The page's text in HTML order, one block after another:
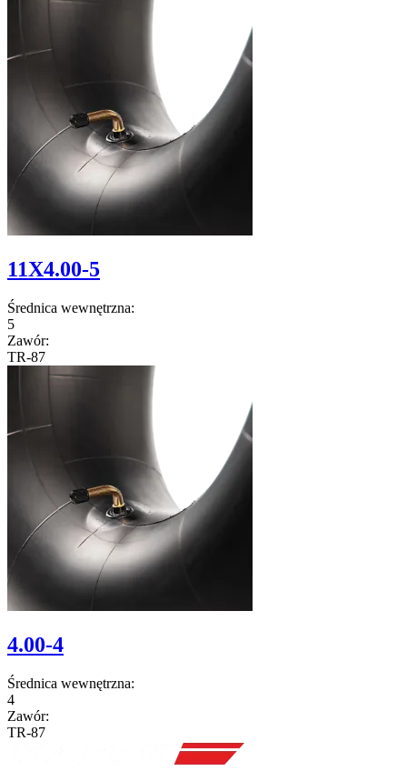
11X4.00-5
Średnica wewnętrzna:
5
Zawór:
TR-87
4.00-4
Średnica wewnętrzna:
4
Zawór:
TR-87